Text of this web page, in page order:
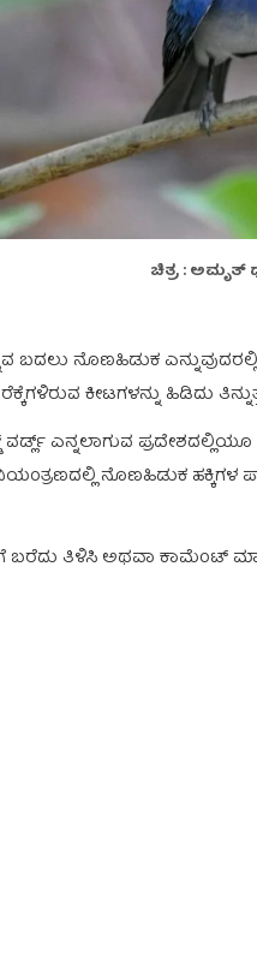
ಚಿತ್ರ : ಅಮೃತ್
ಬದಲು ನೊಣಹಿಡುಕ
ಕೀಟಗಳನ್ನು ಹಿಡಿದು
ಎನ್ನಲಾಗುವ
ನೊಣಹಿಡುಕ ಹಕ್ಕಿಗಳ
ಗೆ ಬರೆದು ತಿಳಿಸಿ ಅಥವಾ ಕಾಮೆಂಟ್